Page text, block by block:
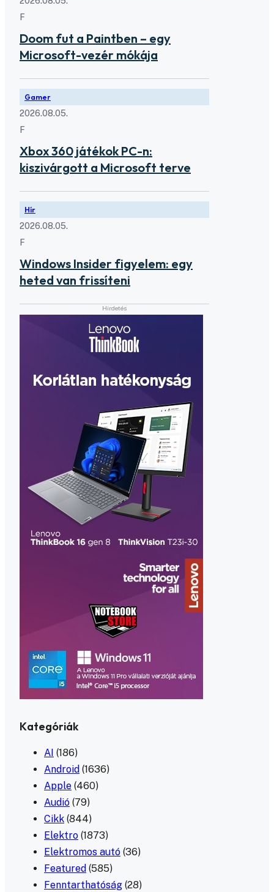
F
Doom fut a Paintben – egy
Microsoft-vezér mókája
Gamer
2026.08.05.
F
Xbox 360 játékok PC-n:
kiszivárgott a Microsoft terve
Hír
2026.08.05.
F
Windows Insider figyelem: egy
heted van frissíteni
Kategóriák
AI (186)
Android (1636)
Apple (460)
Audió (79)
Cikk (844)
Elektro (1873)
Elektromos autó (36)
Featured (585)
Fenntarthatóság (28)